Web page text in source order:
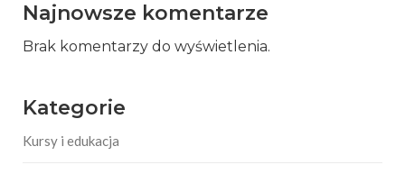
Najnowsze komentarze
Brak komentarzy do wyświetlenia.
Kategorie
Kursy i edukacja